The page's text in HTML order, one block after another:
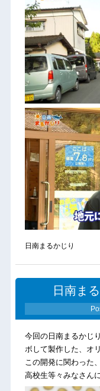
日南まるかじり
日南ま
今回の日南まるかじ
ボして製作した、オ
この開発に関わった
高校生等々みなさん